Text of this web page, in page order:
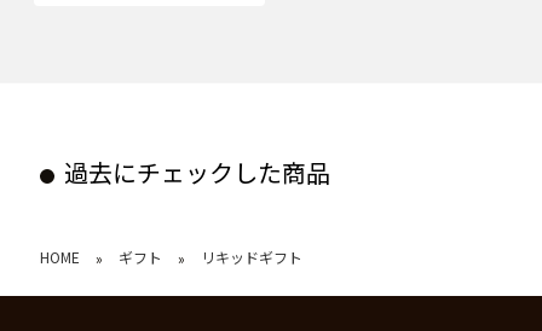
過去にチェックした商品
HOME » ギフト » リキッドギフト